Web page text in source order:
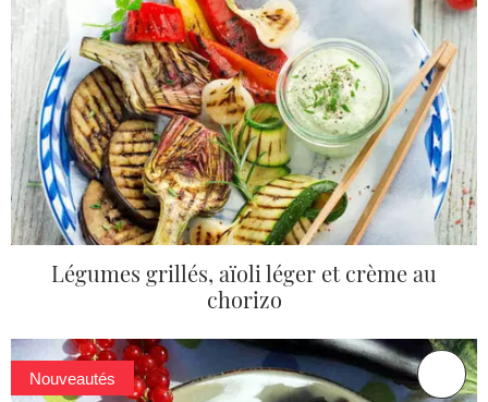
Légumes grillés, aïoli léger et crème au
chorizo
Nouveautés